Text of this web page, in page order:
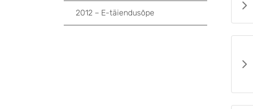
2012 – E-täiendusõpe